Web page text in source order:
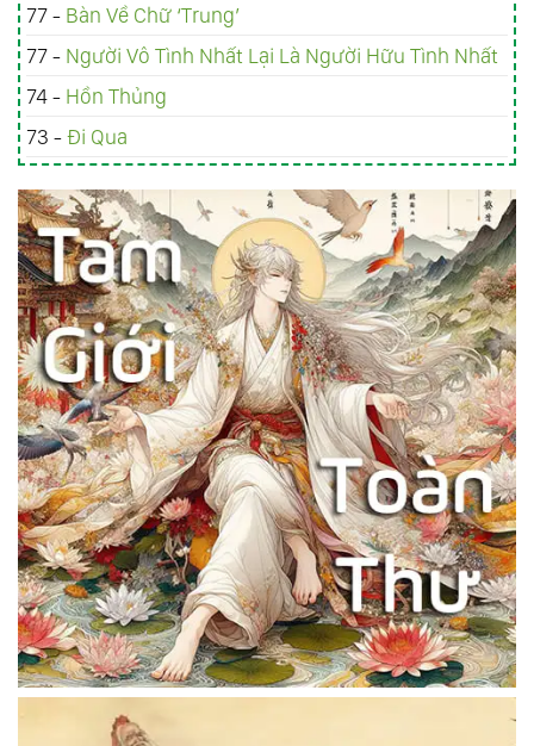
77 - Bàn Về Chữ ‘Trung’
77 - Người Vô Tình Nhất Lại Là Người Hữu Tình Nhất
74 - Hồn Thủng
73 -Đi Qua